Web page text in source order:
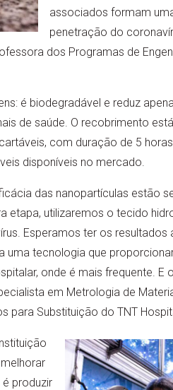
associados formam
penetração do
dos Programas de
é biodegradável e reduz
de saúde. O recobrimento
com duração de 5
disponíveis no mercado.
das nanopartículas estão
etapa, utilizaremos o tecido
Esperamos ter os resultados
tecnologia que
onde é mais frequente. E
em Metrologia de
para Substituição do TNT
produzir